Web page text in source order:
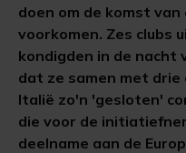
doen om de komst
voorkomen. Zes clubs
kondigden in de nacht
dat ze samen met drie
Italië zo'n 'gesloten'
die voor de
deelname aan de